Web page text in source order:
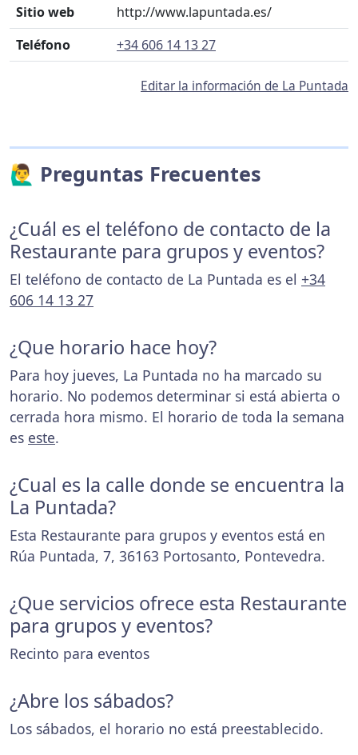
Sitio web
http://www.lapuntada.es/
Teléfono
+34 606 14 13 27
Editar la información de La Puntada
🙋‍♂️ Preguntas Frecuentes
¿Cuál es el teléfono de contacto de la
Restaurante para grupos y eventos?
El teléfono de contacto de La Puntada es el +34
606 14 13 27
¿Que horario hace hoy?
Para hoy jueves, La Puntada no ha marcado su
horario. No podemos determinar si está abierta o
cerrada hora mismo. El horario de toda la semana
es este.
¿Cual es la calle donde se encuentra la
La Puntada?
Esta Restaurante para grupos y eventos está en
Rúa Puntada, 7, 36163 Portosanto, Pontevedra.
¿Que servicios ofrece esta Restaurante
para grupos y eventos?
Recinto para eventos
¿Abre los sábados?
Los sábados, el horario no está preestablecido.